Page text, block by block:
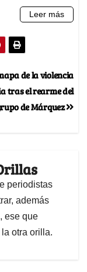
de la violencia
tras el rearme del
de Márquez
periodistas
además
ese que
otra orilla.